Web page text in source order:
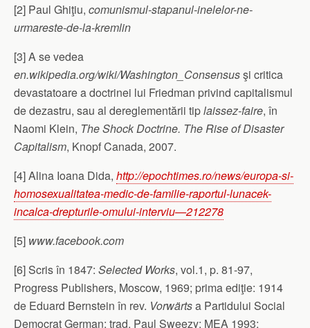
[2] Paul Ghiţiu, comunismul-stapanul-inelelor-ne-
urmareste-de-la-kremlin
[3] A se vedea
en.wikipedia.org/wiki/Washington_Consensusşi critica
devastatoare a doctrinei lui Friedman privind capitalismul
de dezastru, sau al dereglementării tiplaissez-faire, în
Naomi Klein, The Shock Doctrine. The Rise of Disaster
Capitalism, Knopf Canada, 2007.
[4] Alina Ioana Dida, http://epochtimes.ro/news/europa-si-
homosexualitatea-medic-de-familie-raportul-lunacek-
incalca-drepturile-omului-interviu—212278
[5] www.facebook.com
[6] Scris în 1847: Selected Works, vol.1, p. 81-97,
Progress Publishers, Moscow, 1969; prima ediţie: 1914
de Eduard Bernstein în rev. Vorwärtsa Partidului Social
Democrat German; trad. Paul Sweezy; MEA 1993;